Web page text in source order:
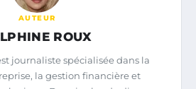
AUTEUR
ROUX
journaliste spécialisée dans la
la gestion financière et